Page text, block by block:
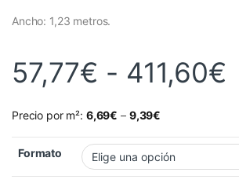
Ancho: 1,23 metros.
57,77€ - 411,60€
Precio por m²: 6,69€ – 9,39€
Formato